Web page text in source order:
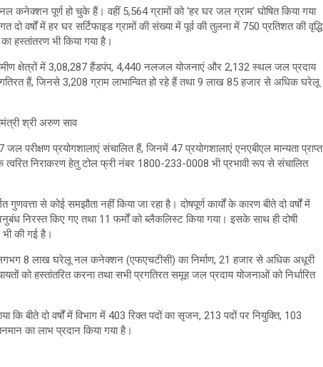
कनेक्शन पूर्ण हो चुके हैं। वहीं 5,564 ग्रामों को ‘हर घर जल ग्राम’ घोषित किया गया
दो वर्षों में हर घर सर्टिफाइड ग्रामों की संख्या में पूर्व की तुलना में 750 प्रतिशत की वृद्धि
हस्तांतरण भी किया गया है।
क्षेत्रों में 3,08,287 हैंडपंप, 4,440 नलजल योजनाएं और 2,132 स्थल जल प्रदाय
हैं, जिनसे 3,208 ग्राम लाभान्वित हो रहे हैं तथा 9 लाख 85 हजार से अधिक घरेलू
परीक्षण प्रयोगशालाएं संचालित हैं, जिनमें 47 प्रयोगशालाएं एनएबीएल मान्यता प्राप्त
निराकरण हेतु टोल फ्री नंबर 1800-233-0008 भी प्रभावी रूप से संचालित
से कोई समझौता नहीं किया जा रहा है। दोषपूर्ण कार्यों के कारण बीते दो वर्षों में
निरस्त किए गए तथा 11 फर्मों को ब्लैकलिस्ट किया गया। इसके साथ ही दोषी
भी की गई है।
लगभग 8 लाख घरेलू नल कनेक्शन (एफएचटीसी) का निर्माण, 21 हजार से अधिक अधूरी
को हस्तांतरित करना तथा सभी प्रगतिरत समूह जल प्रदाय योजनाओं को निर्धारित
बीते दो वर्षों में विभाग में 403 रिक्त पदों का सृजन, 213 पदों पर नियुक्ति, 103
का लाभ प्रदान किया गया है।